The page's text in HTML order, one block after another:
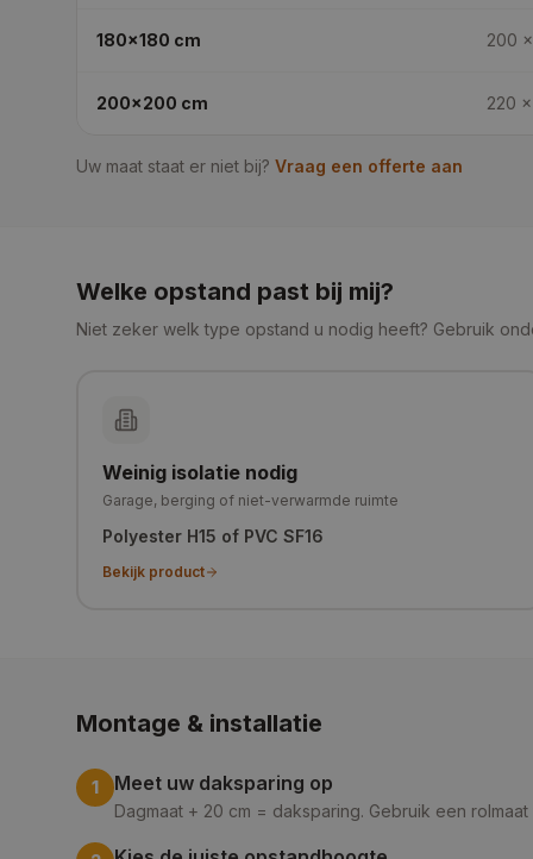
180x180 cm 200
200x200 cm 220
Uw maat staat er niet bij? Vraag een offerte aan
Welke opstand past bij mij?
Niet zeker welk type opstand u nodig heeft? Gebruik
Weinig isolatie nodig
Garage, berging of niet-verwarmde ruimte
Polyester H15 of PVC SF16
Bekijk product
Montage & installatie
1 Meet uw daksparing op
Dagmaat + 20 cm = daksparing. Gebruik een